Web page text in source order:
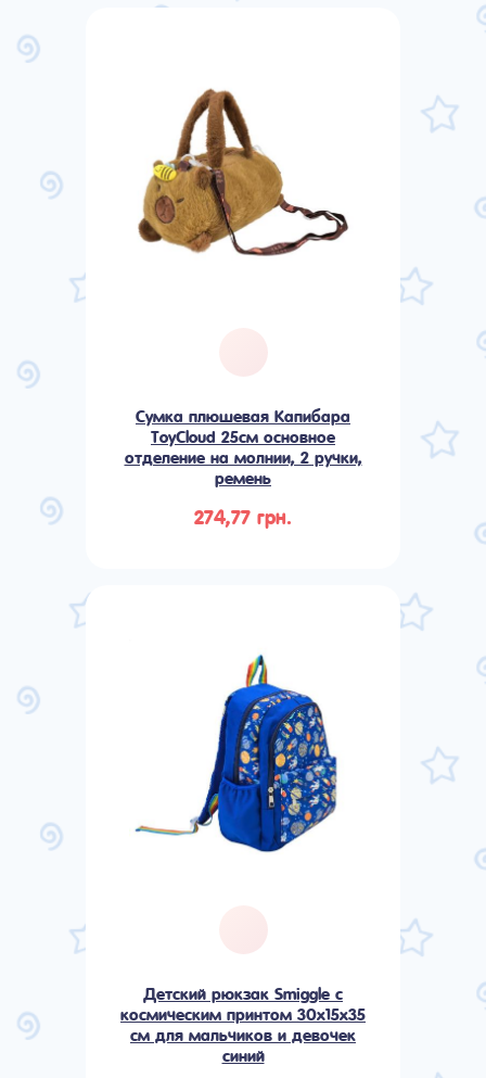
Сумка плюшевая Капибара
ToyCloud 25см основное
отделение на молнии, 2 ручки,
ремень
274,77 грн.
Детский рюкзак Smiggle с
космическим принтом 30х15х35
см для мальчиков и девочек
синий